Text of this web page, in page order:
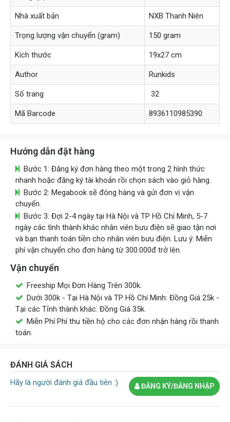
Nhà xuất bản NXB Thanh Niên
Trọng lượng vận chuyển (gram) 150 gram
Kích thước 19x27 cm
Author Runkids
Số trang 32
Mã Barcode 8936110985390
Hướng dẫn đặt hàng
Bước 1: Đăng ký đơn hàng theo một trong 2 hình thức
nhanh hoặc đăng ký tài khoản rồi chọn sách vào giỏ hàng.
Bước 2: Megabook sẽ đóng hàng và gửi đơn vị vận
chuyển.
Bước 3: Đợi 2-4 ngày tại Hà Nội và TP Hồ Chí Minh, 5-7
ngày các tình thành khác nhân viên bưu điện sẽ giao tận nơi
và bạn thanh toán tiền cho nhân viên bưu điện. Lưu ý: Miễn
phí vận chuyển cho đơn hàng từ 300.000đ trở lên.
Vận chuyển
Freeship Mọi Đơn Hàng Trên 300k.
Dưới 300k - Tại Hà Nội và TP Hồ Chí Minh: Đồng Giá 25k -
Tại các Tỉnh thành khác: Đồng Giá 35k.
Miễn Phí Phí thu tiền hộ cho các đơn nhận hàng rồi thanh
toán.
ĐÁNH GIÁ SÁCH
Hãy là người đánh giá đầu tiên :) ĐĂNG KÝ/ĐĂNG NHẬP